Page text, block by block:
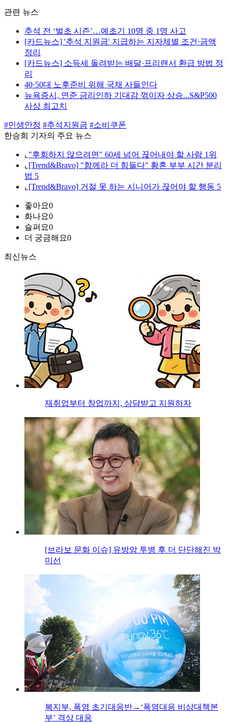
관련 뉴스
추석 전 ‘벌초 시즌’…예초기 10명 중 1명 사고
[카드뉴스] '추석 지원금' 지급하는 지자체별 조건·금액
정리
[카드뉴스] 소득세 돌려받는 배달·프리랜서 환급 방법 정
리
40·50대 노후준비 위해 국채 사들인다
뉴욕증시, 연준 금리인하 기대감 꺾이자 상승...S&P500
사상 최고치
#민생안정 #추석지원금 #소비쿠폰
한승희 기자의 주요 뉴스
⌞ "후회하지 않으려면" 60세 넘어 끊어내야 할 사람 1위
⌞ [Trend&Bravo] "함께라 더 힘들다" 황혼 부부 시간 분리
법 5
⌞ [Trend&Bravo] 거절 못 하는 시니어가 끊어야 할 행동 5
좋아요0
화나요0
슬퍼요0
더 궁금해요0
최신뉴스
재취업부터 창업까지, 상담받고 지원하자
[브라보 문화 이슈] 유방암 투병 후 더 단단해진 박
미선
복지부, 폭염 초기대응반→‘폭염대응 비상대책본
부’ 격상 대응